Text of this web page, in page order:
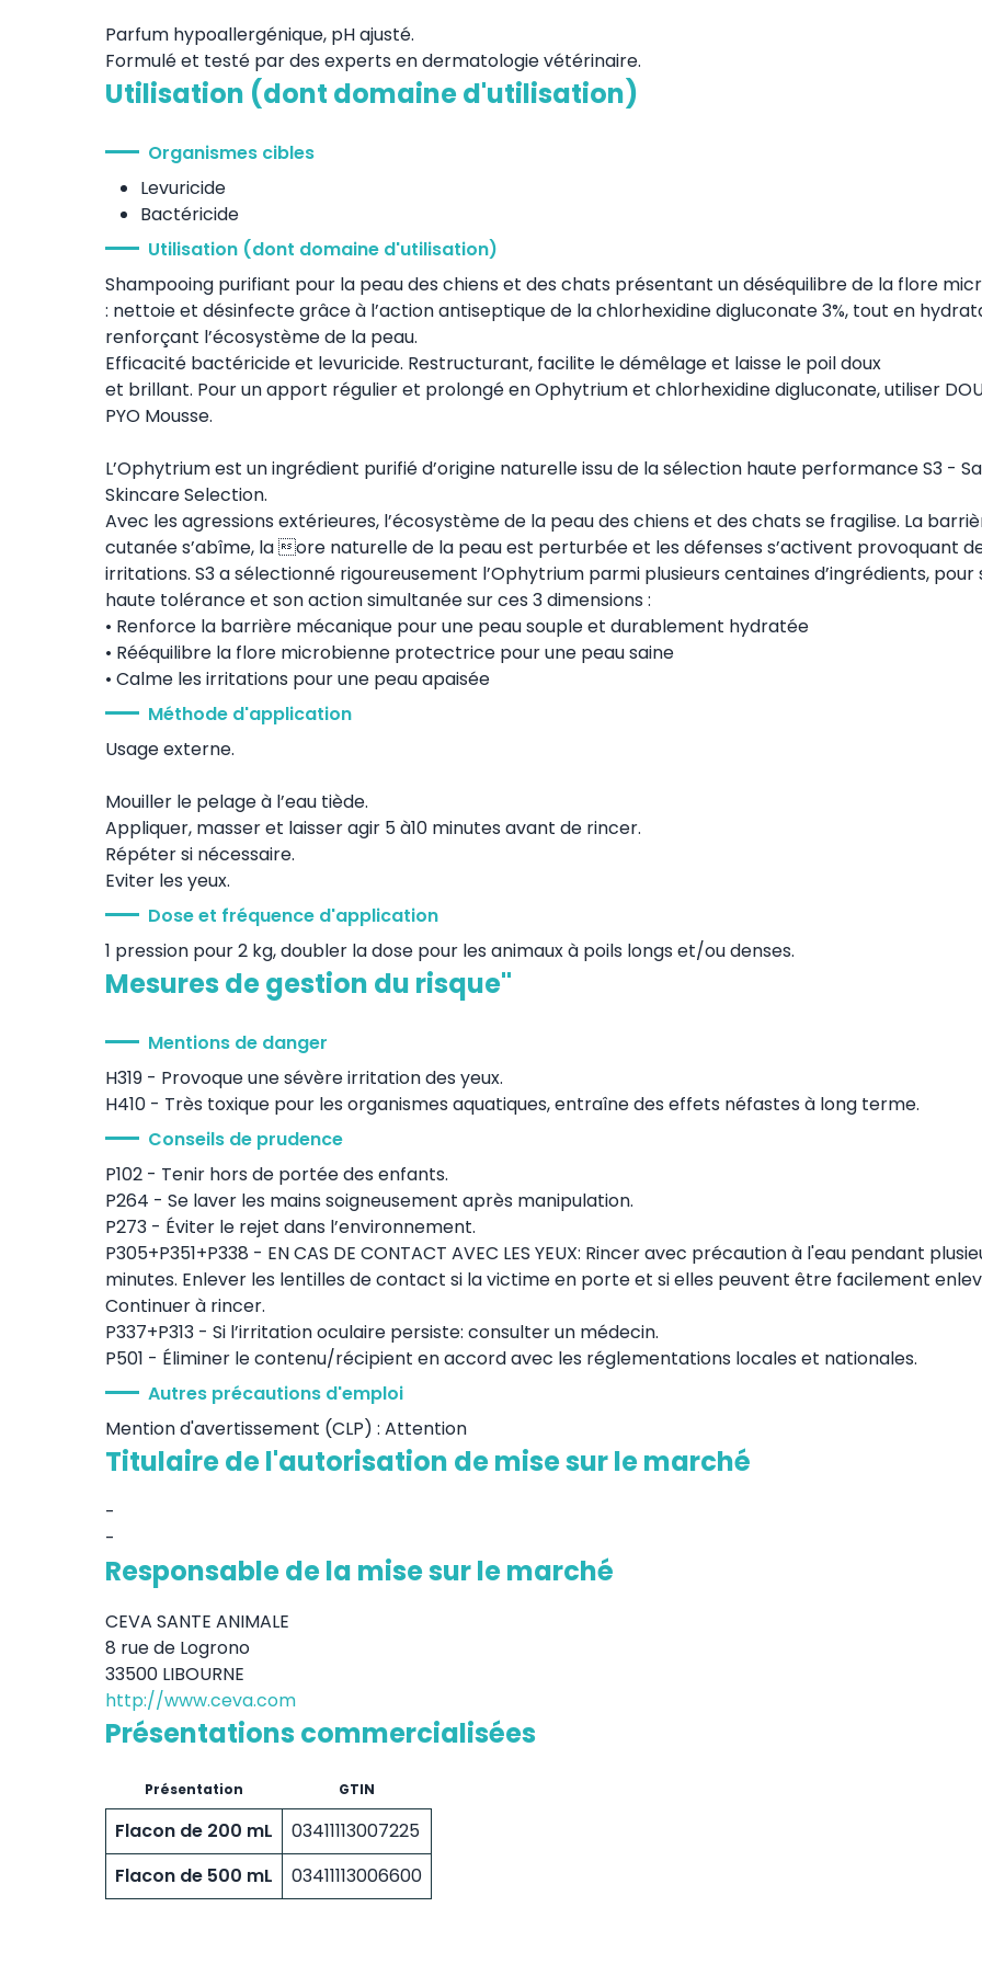
Parfum hypoallergénique, pH ajusté.
Formulé et testé par des experts en dermatologie vétérinaire.
Utilisation (dont domaine d'utilisation)
Organismes cibles
Levuricide
Bactéricide
Utilisation (dont domaine d'utilisation)
Shampooing purifiant pour la peau des chiens et des chats présentant un déséquilibre de la flore
: nettoie et désinfecte grâce à l’action antiseptique de la chlorhexidine digluconate 3%, tout en
renforçant l’écosystème de la peau.
Efficacité bactéricide et levuricide. Restructurant, facilite le démêlage et laisse le poil doux
et brillant. Pour un apport régulier et prolongé en Ophytrium et chlorhexidine digluconate, utiliser
PYO Mousse.
L’Ophytrium est un ingrédient purifié d’origine naturelle issu de la sélection haute performance S3 -
Skincare Selection.
Avec les agressions extérieures, l’écosystème de la peau des chiens et des chats se fragilise. La
cutanée s’abîme, la ore naturelle de la peau est perturbée et les défenses s’activent provoquant
irritations. S3 a sélectionné rigoureusement l’Ophytrium parmi plusieurs centaines d’ingrédients, pour
haute tolérance et son action simultanée sur ces 3 dimensions :
• Renforce la barrière mécanique pour une peau souple et durablement hydratée
• Rééquilibre la flore microbienne protectrice pour une peau saine
• Calme les irritations pour une peau apaisée
Méthode d'application
Usage externe.
Mouiller le pelage à l’eau tiède.
Appliquer, masser et laisser agir 5 à10 minutes avant de rincer.
Répéter si nécessaire.
Eviter les yeux.
Dose et fréquence d'application
1 pression pour 2 kg, doubler la dose pour les animaux à poils longs et/ou denses.
Mesures de gestion du risque"
Mentions de danger
H319 - Provoque une sévère irritation des yeux.
H410 - Très toxique pour les organismes aquatiques, entraîne des effets néfastes à long terme.
Conseils de prudence
P102 - Tenir hors de portée des enfants.
P264 - Se laver les mains soigneusement après manipulation.
P273 - Éviter le rejet dans l’environnement.
P305+P351+P338 - EN CAS DE CONTACT AVEC LES YEUX: Rincer avec précaution à l'eau pendant
minutes. Enlever les lentilles de contact si la victime en porte et si elles peuvent être facilement
Continuer à rincer.
P337+P313 - Si l’irritation oculaire persiste: consulter un médecin.
P501 - Éliminer le contenu/récipient en accord avec les réglementations locales et nationales.
Autres précautions d'emploi
Mention d'avertissement (CLP) : Attention
Titulaire de l'autorisation de mise sur le marché
-
-
Responsable de la mise sur le marché
CEVA SANTE ANIMALE
8 rue de Logrono
33500 LIBOURNE
http://www.ceva.com
Présentations commercialisées
Présentation GTIN
Flacon de 200 mL
03411113007225
Flacon de 500 mL
03411113006600